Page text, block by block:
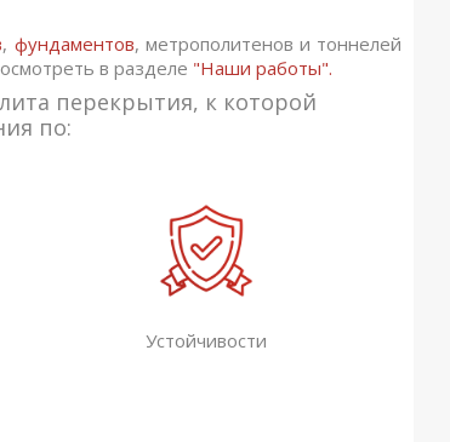
, фундаментов, метрополитенов и тоннелей
в разделе "Наши работы".
перекрытия, к которой
по:
Устойчивости